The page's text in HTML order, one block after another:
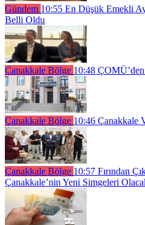
Gündem 10:55 En Düşük Emekli
Belli Oldu
Çanakkale Bölge 10:48
Çanakkale Bölge 10:46 Çanakkale
Çanakkale Bölge 10:57 Fırından
Çanakkale’nin Yeni Simgeleri